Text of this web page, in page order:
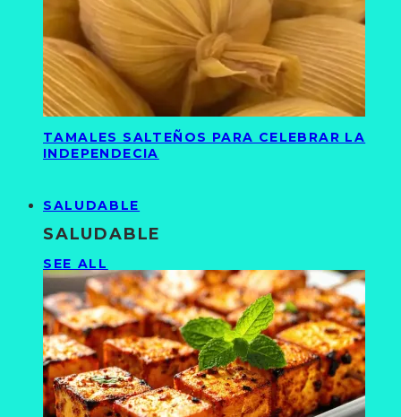
TAMALES SALTEÑOS PARA CELEBRAR LA
INDEPENDECIA
SALUDABLE
SALUDABLE
SEE ALL